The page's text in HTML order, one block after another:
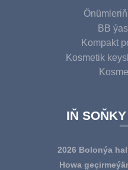
BB
Kompakt
Kosmetik
IŇ
2026 Bolonýa
Howa